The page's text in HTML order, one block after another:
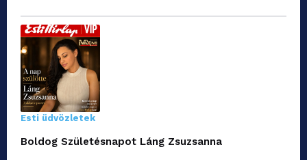
Esti üdvözletek
Boldog Születésnapot Láng Zsuzsanna